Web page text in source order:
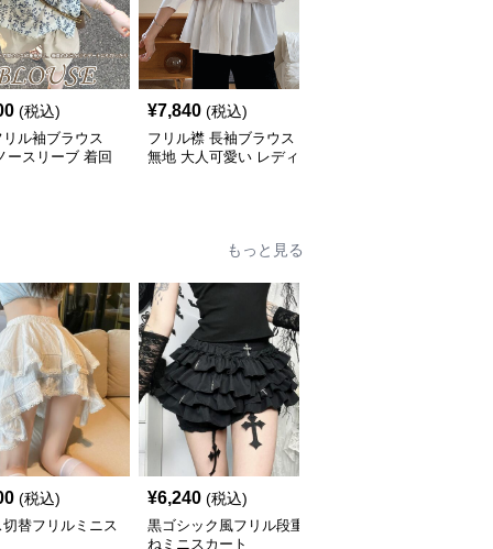
(税込)
ル袖ブラウス
ースリーブ 着回
¥7,840 (税込)
フリル襟 長袖ブラウス
無地 大人可愛い レディ
もっと見る
(税込)
替フリルミニス
¥6,240 (税込)
黒ゴシック風フリル段重
ねミニスカート